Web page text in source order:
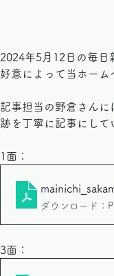
2024年5月12日の毎日
好意によって当ホーム
記事担当の野倉さん
跡を丁寧に記事にして
1面：
ダウンロード：
3面：